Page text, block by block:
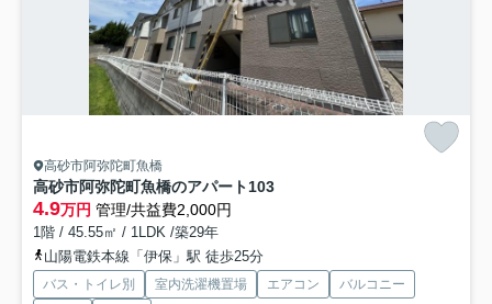
高砂市阿弥陀町魚橋
高砂市阿弥陀町魚橋のアパート103
4.9万円 管理/共益費2,000円
1階 / 45.55㎡ / 1LDK /築29年
山陽電鉄本線「伊保」駅 徒歩25分
バス・トイレ別 室内洗濯機置場 エアコン
バルコニー